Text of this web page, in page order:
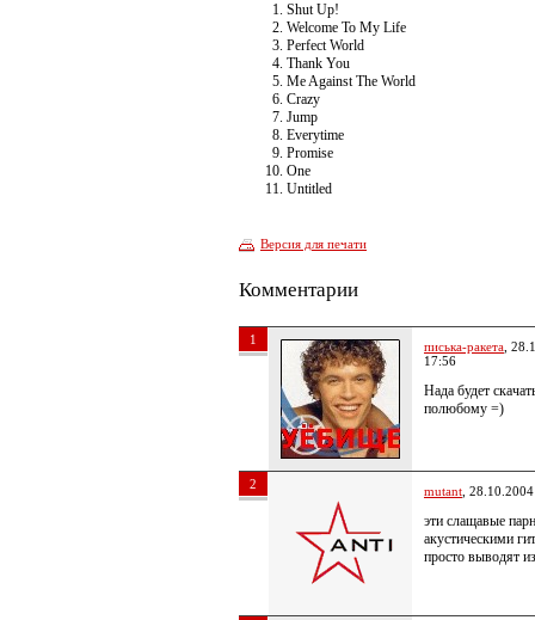
Shut Up!
Welcome To My Life
Perfect World
Thank You
Me Against The World
Crazy
Jump
Everytime
Promise
One
Untitled
Версия для печати
Комментарии
1 писька-ракета ,
17:56
Нада будет
полюбому =)
2 mutant ,
эти слащавые
акустическими
просто выводят